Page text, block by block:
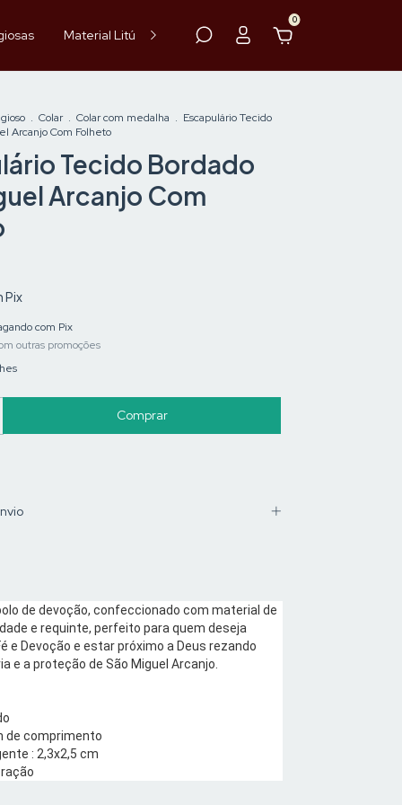
Material Litúrgico Paramentos
0
. Colar . Colar com medalha . Escapulário Tecido
Arcanjo Com Folheto
Tecido Bordado
Arcanjo Com
Pix
com Pix
outras promoções
de devoção, confeccionado com material de
e requinte, perfeito para quem deseja
e Devoção e estar próximo a Deus rezando
e a proteção de São Miguel Arcanjo.
de comprimento
: 2,3x2,5 cm